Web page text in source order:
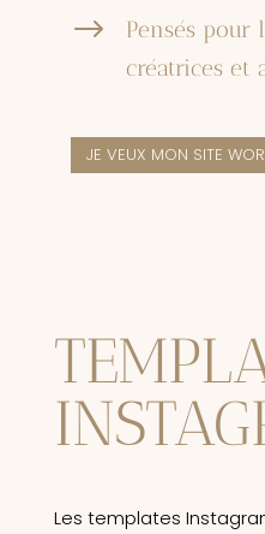
$
Pensés pour
créatrices et
JE VEUX MON SITE
Les templates